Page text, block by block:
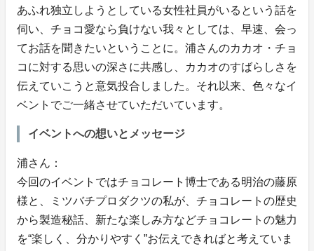
あふれ独立しようとしている女性社員がいるという話を
伺い、チョコ愛なら負けない我々としては、早速、会っ
てお話を聞きたいということに。浦さんのカカオ・チョ
コに対する思いの深さに共感し、カカオのすばらしさを
伝えていこうと意気投合しました。それ以来、色々なイ
ベントでご一緒させていただいています。
イベントへの想いとメッセージ
浦さん：
今回のイベントではチョコレート博士である明治の藤原
様と、ミツバチプロダクツの私が、チョコレートの歴史
から製造秘話、新たな楽しみ方などチョコレートの魅力
を“楽しく、分かりやすく”お伝えできればと考えていま